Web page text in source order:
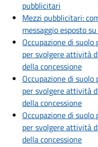
pubblicitari
Mezzi pubblicitari:
messaggio esposto
Occupazione di
per svolgere attività
della concessione
Occupazione di
per svolgere attività
della concessione
Occupazione di
per svolgere attività
della concessione